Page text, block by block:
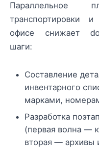
Параллельное
транспортировки
офисе снижает
шаги:
Составление
инвентарного
марками,
Разработка
(первая волна —
вторая — архивы